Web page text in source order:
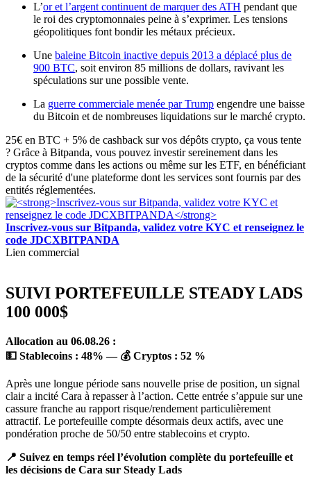
L’or et l’argent continuent de marquer des ATH pendant que
le roi des cryptomonnaies peine à s’exprimer. Les tensions
géopolitiques font bondir les métaux précieux.
Une baleine Bitcoin inactive depuis 2013 a déplacé plus de
900 BTC, soit environ 85 millions de dollars, ravivant les
spéculations sur une possible vente.
La guerre commerciale menée par Trump engendre une baisse
du Bitcoin et de nombreuses liquidations sur le marché crypto.
25€ en BTC + 5% de cashback sur vos dépôts crypto, ça vous tente
? Grâce à Bitpanda, vous pouvez investir sereinement dans les
cryptos comme dans les actions ou même sur les ETF, en bénéficiant
de la sécurité d'une plateforme dont les services sont fournis par des
entités réglementées.
Inscrivez-vous sur Bitpanda, validez votre KYC et renseignez le
code JDCXBITPANDA
Lien commercial
SUIVI PORTEFEUILLE STEADY LADS
100 000$
Allocation au 06.08.26 :
💵 Stablecoins : 48% — 💰 Cryptos : 52 %
Après une longue période sans nouvelle prise de position, un signal
clair a incité Cara à repasser à l’action. Cette entrée s’appuie sur une
cassure franche au rapport risque/rendement particulièrement
attractif. Le portefeuille compte désormais deux actifs, avec une
pondération proche de 50/50 entre stablecoins et crypto.
📍 Suivez en temps réel l’évolution complète du portefeuille et
les décisions de Cara sur Steady Lads